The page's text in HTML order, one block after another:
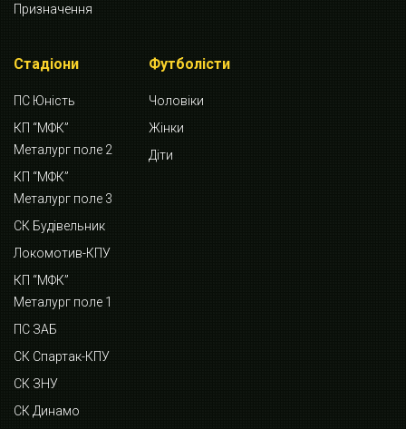
Призначення
Стадіони
ПС Юність
КП “МФК”
Металург поле 2
КП “МФК”
Металург поле 3
СК Будівельник
Локомотив-КПУ
КП “МФК”
Металург поле 1
ПС ЗАБ
СК Спартак-КПУ
СК ЗНУ
СК Динамо
Футболісти
Чоловіки
Жінки
Діти